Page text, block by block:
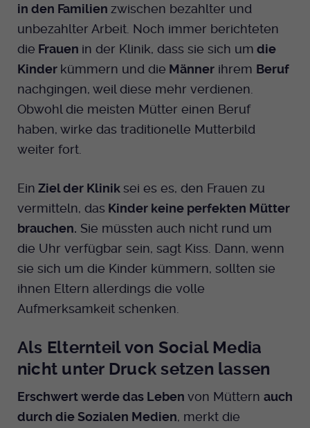
in den Familien zwischen bezahlter und
unbezahlter Arbeit. Noch immer berichteten
die Frauen in der Klinik, dass sie sich um die
Kinder kümmern und die Männer ihrem Beruf
nachgingen, weil diese mehr verdienen.
Obwohl die meisten Mütter einen Beruf
haben, wirke das traditionelle Mutterbild
weiter fort.
Ein Ziel der Klinik sei es es, den Frauen zu
vermitteln, das Kinder keine perfekten Mütter
brauchen. Sie müssten auch nicht rund um
die Uhr verfügbar sein, sagt Kiss. Dann, wenn
sie sich um die Kinder kümmern, sollten sie
ihnen Eltern allerdings die volle
Aufmerksamkeit schenken.
Als Elternteil von Social Media
nicht unter Druck setzen lassen
Erschwert werde das Leben von Müttern auch
durch die Sozialen Medien, merkt die